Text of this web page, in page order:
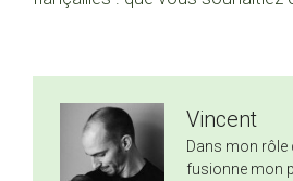
Vincent
Dans mon rôle
fusionne mon